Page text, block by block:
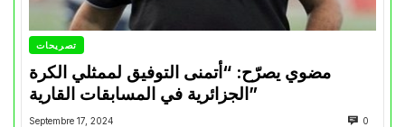
تصريحات
مضوي يصرّح: “أتمنى التوفيق لممثلي الكرة
الجزائرية في المسابقات القارية”
Septembre 17, 2024 0